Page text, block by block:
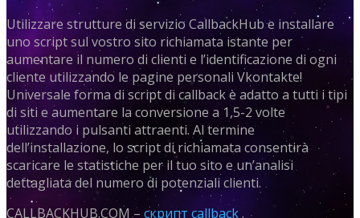
Utilizzare strutture di servizio CallbackHub e installare
uno script sul vostro sito richiamata istante per
aumentare il numero di clienti e l’identificazione di ogni
cliente utilizzando le pagine personali Vkontakte!
Universale forma di script di callback è adatto a tutti i tipi
di siti e aumentare la conversione a 1,5-2 volte
utilizzando i pulsanti attraenti. Al termine
dell’installazione, lo script di richiamata consentirà
scaricare le statistiche per il tuo sito e un’analisi
dettagliata del numero di potenziali clienti.
CALLBACKHUB.COM – скрипт callback.